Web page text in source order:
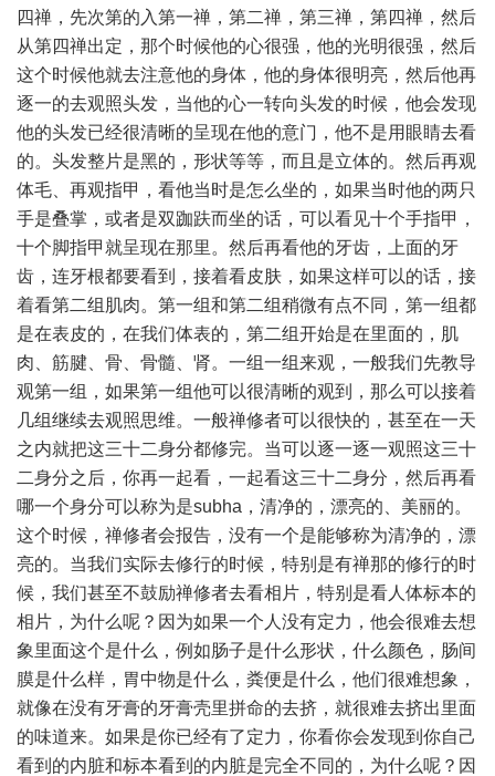
四禅，先次第的入第一禅，第二禅，第三禅，第四禅，然后
从第四禅出定，那个时候他的心很强，他的光明很强，然后
这个时候他就去注意他的身体，他的身体很明亮，然后他再
逐一的去观照头发，当他的心一转向头发的时候，他会发现
他的头发已经很清晰的呈现在他的意门，他不是用眼睛去看
的。头发整片是黑的，形状等等，而且是立体的。然后再观
体毛、再观指甲，看他当时是怎么坐的，如果当时他的两只
手是叠掌，或者是双跏趺而坐的话，可以看见十个手指甲，
十个脚指甲就呈现在那里。然后再看他的牙齿，上面的牙
齿，连牙根都要看到，接着看皮肤，如果这样可以的话，接
着看第二组肌肉。第一组和第二组稍微有点不同，第一组都
是在表皮的，在我们体表的，第二组开始是在里面的，肌
肉、筋腱、骨、骨髓、肾。一组一组来观，一般我们先教导
观第一组，如果第一组他可以很清晰的观到，那么可以接着
几组继续去观照思维。一般禅修者可以很快的，甚至在一天
之内就把这三十二身分都修完。当可以逐一逐一观照这三十
二身分之后，你再一起看，一起看这三十二身分，然后再看
哪一个身分可以称为是subha，清净的，漂亮的、美丽的。
这个时候，禅修者会报告，没有一个是能够称为清净的，漂
亮的。当我们实际去修行的时候，特别是有禅那的修行的时
候，我们甚至不鼓励禅修者去看相片，特别是看人体标本的
相片，为什么呢？因为如果一个人没有定力，他会很难去想
象里面这个是什么，例如肠子是什么形状，什么颜色，肠间
膜是什么样，胃中物是什么，粪便是什么，他们很难想象，
就像在没有牙膏的牙膏壳里拼命的去挤，就很难去挤出里面
的味道来。如果是你已经有了定力，你看你会发现到你自己
看到的内脏和标本看到的内脏是完全不同的，为什么呢？因